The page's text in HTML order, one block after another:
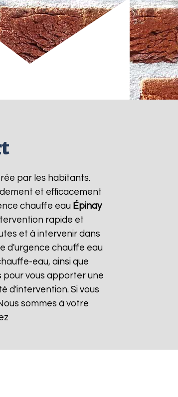
par les habitants.
et efficacement
chauffe eau Épinay
rapide et
et à intervenir dans
d'urgence chauffe eau
eau, ainsi que
pour vous apporter une
d'intervention. Si vous
sommes à votre